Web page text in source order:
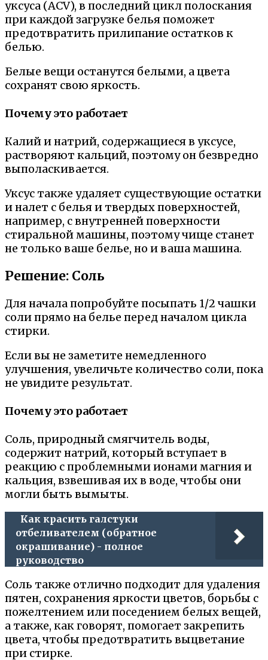
уксуса (ACV), в последний цикл полоскания
при каждой загрузке белья поможет
предотвратить прилипание остатков к
белью.
Белые вещи останутся белыми, а цвета
сохранят свою яркость.
Почему это работает
Калий и натрий, содержащиеся в уксусе,
растворяют кальций, поэтому он безвредно
выполаскивается.
Уксус также удаляет существующие остатки
и налет с белья и твердых поверхностей,
например, с внутренней поверхности
стиральной машины, поэтому чище станет
не только ваше белье, но и ваша машина.
Решение: Соль
Для начала попробуйте посыпать 1/2 чашки
соли прямо на белье перед началом цикла
стирки.
Если вы не заметите немедленного
улучшения, увеличьте количество соли, пока
не увидите результат.
Почему это работает
Соль, природный смягчитель воды,
содержит натрий, который вступает в
реакцию с проблемными ионами магния и
кальция, взвешивая их в воде, чтобы они
могли быть вымыты.
Как красить галстуки
отбеливателем (обратное
окрашивание) - полное
руководство
Соль также отлично подходит для удаления
пятен, сохранения яркости цветов, борьбы с
пожелтением или поседением белых вещей,
а также, как говорят, помогает закрепить
цвета, чтобы предотвратить выцветание
при стирке.